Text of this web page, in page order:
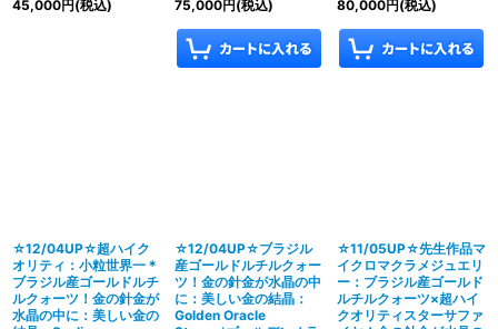
45,000円 (税込) 75,000円 (税込) 80,000円 (税込)
☆12/04UP☆超ハイク
オリティ：小粒世界一＊
ブラジル産ゴールドルチ
ルクォーツ！金の針金が
水晶の中に：美しい金の
☆12/04UP☆ブラジル
産ゴールドルチルクォー
ツ！金の針金が水晶の中
に：美しい金の結晶：
Golden Oracle
☆11/05UP☆先生作品マ
イクロマクラメジュエリ
ー：ブラジル産ゴールド
ルチルクォーツ×超ハイ
クオリティスターサファ